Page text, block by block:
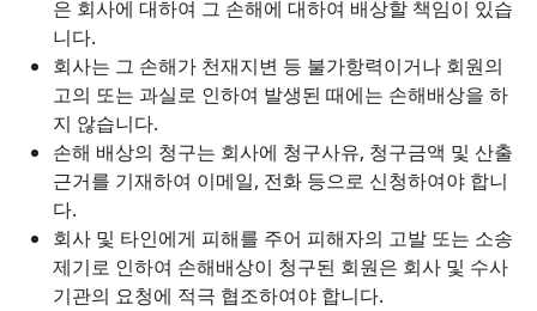
은 회사에 대하여 그 손해에 대하여 배상할 책임이 있습
니다.
회사는 그 손해가 천재지변 등 불가항력이거나 회원의
고의 또는 과실로 인하여 발생된 때에는 손해배상을 하
지 않습니다.
손해 배상의 청구는 회사에 청구사유, 청구금액 및 산출
근거를 기재하여 이메일, 전화 등으로 신청하여야 합니
다.
회사 및 타인에게 피해를 주어 피해자의 고발 또는 소송
제기로 인하여 손해배상이 청구된 회원은 회사 및 수사
기관의 요청에 적극 협조하여야 합니다.